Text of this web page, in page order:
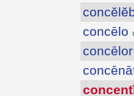
concēlo
concēlor